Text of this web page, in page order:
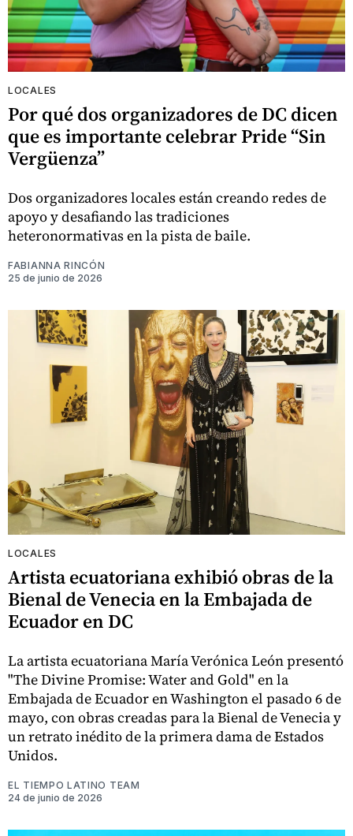
LOCALES
Por qué dos organizadores de DC dicen
que es importante celebrar Pride “Sin
Vergüenza”
Dos organizadores locales están creando redes de
apoyo y desafiando las tradiciones
heteronormativas en la pista de baile.
FABIANNA RINCÓN
25 de junio de 2026
LOCALES
Artista ecuatoriana exhibió obras de la
Bienal de Venecia en la Embajada de
Ecuador en DC
La artista ecuatoriana María Verónica León presentó
"The Divine Promise: Water and Gold" en la
Embajada de Ecuador en Washington el pasado 6 de
mayo, con obras creadas para la Bienal de Venecia y
un retrato inédito de la primera dama de Estados
Unidos.
EL TIEMPO LATINO TEAM
24 de junio de 2026